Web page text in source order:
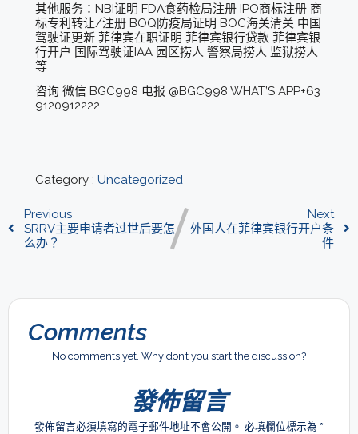
其他服务：NBI证明 FDA食药检局注册 IPO商标注册 商
标专利转让/注册 BOQ防疫局证明 BOC海关清关 中国
驾驶证更新 菲律宾在职证明 菲律宾银行贷款 菲律宾银
行开户 国际驾驶证IAA 园区捞人 警察局捞人 监狱捞人
等
咨询 微信 BGC998 电报 @BGC998 WHAT’S APP+63
9120912222
Category : Uncategorized
Previous
SRRV主要申请者过世后要怎
么办？
Next
外国人在菲律宾银行开户条
件
Comments
No comments yet. Why don’t you start the discussion?
發佈留言
發佈留言必須填寫的電子郵件地址不會公開。 必填欄位標示為 *